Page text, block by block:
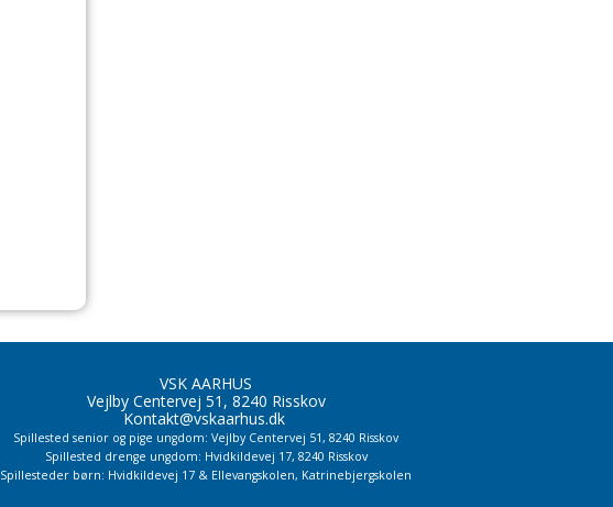
VSK AARHUS
Vejlby Centervej 51, 8240 Risskov
Kontakt@vskaarhus.dk
Spillested senior og pige ungdom: Vejlby Centervej 51, 8240 Risskov
Spillested drenge ungdom: Hvidkildevej 17, 8240 Risskov
Spillesteder børn: Hvidkildevej 17 & Ellevangskolen, Katrinebjergskolen